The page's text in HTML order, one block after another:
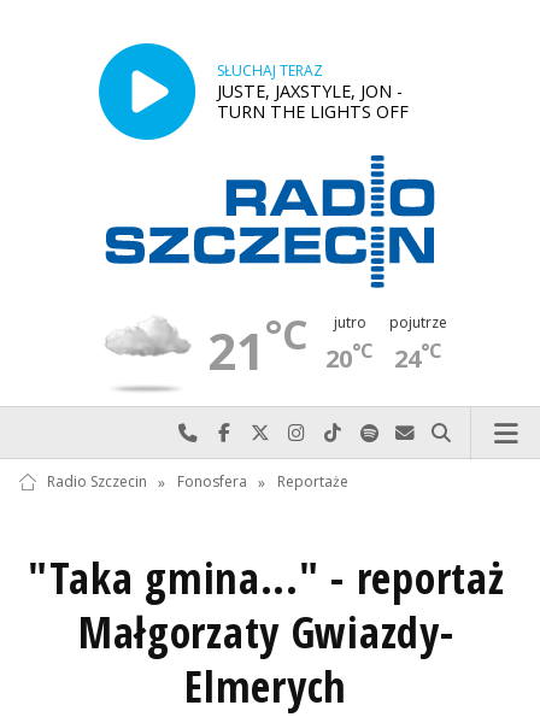
SŁUCHAJ TERAZ
JUSTE, JAXSTYLE, JON -
TURN THE LIGHTS OFF
21°C jutro
20°C
pojutrze
24°C
Najlepiej po prostu do nas zadzwoń
Odwiedź nas na Facebook-u
Odwiedź nas na X
Odwiedź nas na Instagram-ie
Odwiedź nas na TikTok-u
Szukaj nas na Spotify
Wyślij do nas
Szukaj
Radio Szczecin » Fonosfera » Reportaże
"Taka gmina..." - reportaż
Małgorzaty Gwiazdy-
Elmerych